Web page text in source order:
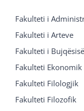
Fakulteti i
Fakulteti i Arteve
Fakulteti i
Fakulteti Ekonomik
Fakulteti Filologjik
Fakulteti Filozofik